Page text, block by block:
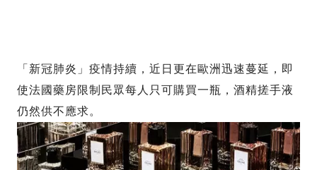
「新冠肺炎」疫情持續，近日更在歐洲迅速蔓延，即
使法國藥房限制民眾每人只可購買一瓶，酒精搓手液
仍然供不應求。